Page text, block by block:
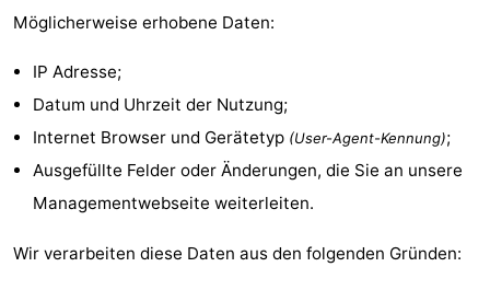
Zwin
Möglicherweise erhobene Daten:
IP Adresse;
Datum und Uhrzeit der Nutzung;
Internet Browser und Gerätetyp (User-Agent-Kennung);
Ausgefüllte Felder oder Änderungen, die Sie an unsere
Managementwebseite weiterleiten.
Wir verarbeiten diese Daten aus den folgenden Gründen: